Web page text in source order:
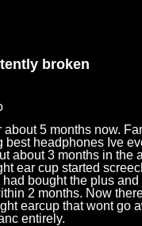
broken
about 5 months now.
best headphones Ive
about 3 months in the
ear cup started
bought the plus
2 months. Now
earcup that wont go
entirely.